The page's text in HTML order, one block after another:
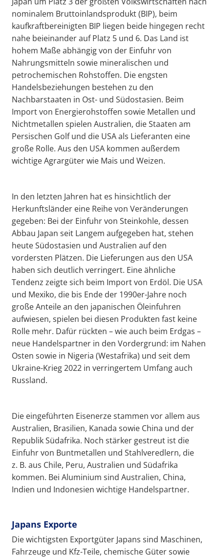
nominalem Bruttoinlandsprodukt (BIP), beim
kaufkraftbereinigten BIP liegen beide hingegen recht
nahe beieinander auf Platz 5 und 6. Das Land ist
hohem Maße abhängig von der Einfuhr von
Nahrungsmitteln sowie mineralischen und
petrochemischen Rohstoffen. Die engsten
Handelsbeziehungen bestehen zu den
Nachbarstaaten in Ost- und Südostasien. Beim
Import von Energierohstoffen sowie Metallen und
Nichtmetallen spielen Australien, die Staaten am
Persischen Golf und die USA als Lieferanten eine
große Rolle. Aus den USA kommen außerdem
wichtige Agrargüter wie Mais und Weizen.
In den letzten Jahren hat es hinsichtlich der
Herkunftsländer eine Reihe von Veränderungen
gegeben: Bei der Einfuhr von Steinkohle, dessen
Abbau Japan seit Langem aufgegeben hat, stehen
heute Südostasien und Australien auf den
vordersten Plätzen. Die Lieferungen aus den USA
haben sich deutlich verringert. Eine ähnliche
Tendenz zeigte sich beim Import von Erdöl. Die USA
und Mexiko, die bis Ende der 1990er-Jahre noch
große Anteile an den japanischen Öleinfuhren
aufwiesen, spielen bei diesen Produkten fast keine
Rolle mehr. Dafür rückten – wie auch beim Erdgas –
neue Handelspartner in den Vordergrund: im Nahen
Osten sowie in Nigeria (Westafrika) und seit dem
Ukraine-Krieg 2022 in verringertem Umfang auch
Russland.
Die eingeführten Eisenerze stammen vor allem aus
Australien, Brasilien, Kanada sowie China und der
Republik Südafrika. Noch stärker gestreut ist die
Einfuhr von Buntmetallen und Stahlveredlern, die
z. B. aus Chile, Peru, Australien und Südafrika
kommen. Bei Aluminium sind Australien, China,
Indien und Indonesien wichtige Handelspartner.
Japans Exporte
Die wichtigsten Exportgüter Japans sind Maschinen,
Fahrzeuge und Kfz-Teile, chemische Güter sowie